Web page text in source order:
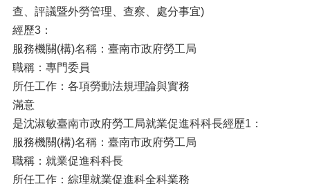
查、評議暨外勞管理、查察、處分事宜)
經歷3：
服務機關(構)名稱：臺南市政府勞工局
職稱：專門委員
所任工作：各項勞動法規理論與實務
滿意
是沈淑敏臺南市政府勞工局就業促進科科長經歷1：
服務機關(構)名稱：臺南市政府勞工局
職稱：就業促進科科長
所任工作：綜理就業促進科全科業務